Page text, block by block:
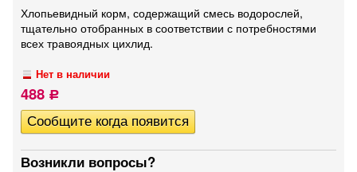
Хлопьевидный корм, содержащий смесь водорослей,
тщательно отобранных в соответствии с потребностями
всех травоядных цихлид.
Нет в наличии
488 Р
Возникли вопросы?